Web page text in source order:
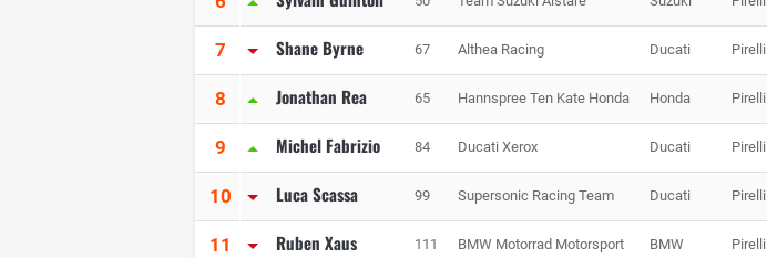
7 Shane Byrne 67 Althea Racing Ducati Pirelli
8 Jonathan Rea 65 Hannspree Ten Kate Honda Honda Pirelli
9 Michel Fabrizio 84 Ducati Xerox Ducati Pirelli
10 Luca Scassa 99 Supersonic Racing Team Ducati Pirelli
11 Ruben Xaus 111 BMW Motorrad Motorsport BMW Pirelli